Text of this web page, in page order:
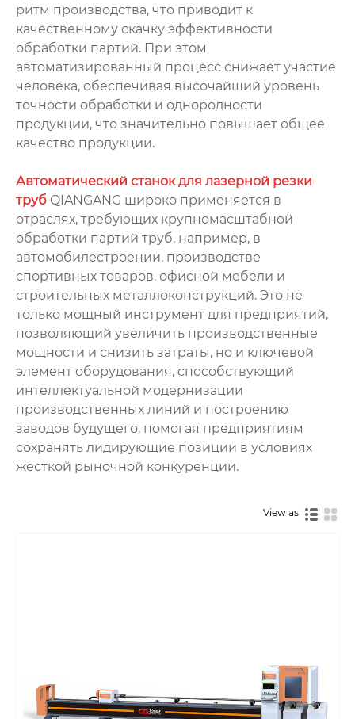
ритм производства, что приводит к
качественному скачку эффективности
обработки партий. При этом
автоматизированный процесс снижает участие
человека, обеспечивая высочайший уровень
точности обработки и однородности
продукции, что значительно повышает общее
качество продукции.
Автоматический станок для лазерной резки
труб QIANGANG широко применяется в
отраслях, требующих крупномасштабной
обработки партий труб, например, в
автомобилестроении, производстве
спортивных товаров, офисной мебели и
строительных металлоконструкций. Это не
только мощный инструмент для предприятий,
позволяющий увеличить производственные
мощности и снизить затраты, но и ключевой
элемент оборудования, способствующий
интеллектуальной модернизации
производственных линий и построению
заводов будущего, помогая предприятиям
сохранять лидирующие позиции в условиях
жесткой рыночной конкуренции.
View as